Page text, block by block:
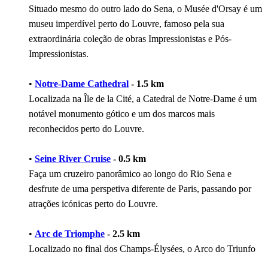
Situado mesmo do outro lado do Sena, o Musée d'Orsay é um
museu imperdível perto do Louvre, famoso pela sua
extraordinária coleção de obras Impressionistas e Pós-
Impressionistas.
• Notre-Dame Cathedral - 1.5 km
Localizada na Île de la Cité, a Catedral de Notre-Dame é um
notável monumento gótico e um dos marcos mais
reconhecidos perto do Louvre.
• Seine River Cruise - 0.5 km
Faça um cruzeiro panorâmico ao longo do Rio Sena e
desfrute de uma perspetiva diferente de Paris, passando por
atrações icónicas perto do Louvre.
• Arc de Triomphe - 2.5 km
Localizado no final dos Champs-Élysées, o Arco do Triunfo